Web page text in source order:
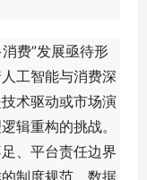
费”发展亟待形
工智能与消费深
术驱动或市场演
辑重构的挑战。
、平台责任边界
制度规范，数据